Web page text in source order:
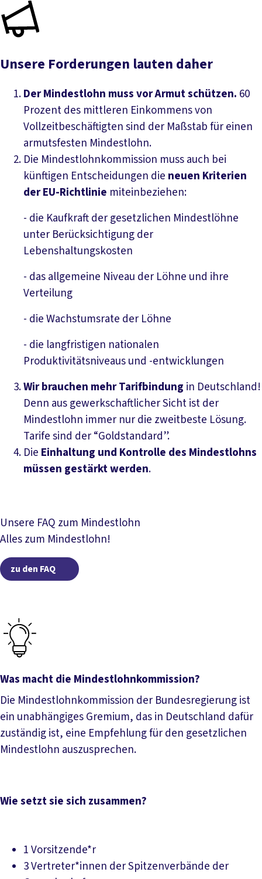
Unsere Forderungen lauten daher
Der Mindestlohn muss vor Armut schützen. 60
Prozent des mittleren Einkommens von
Vollzeitbeschäftigten sind der Maßstab für einen
armutsfesten Mindestlohn.
Die Mindestlohnkommission muss auch bei
künftigen Entscheidungen die neuen Kriterien
der EU-Richtlinie miteinbeziehen:
- die Kaufkraft der gesetzlichen Mindestlöhne
unter Berück­sichtigung der
Lebenshaltungskosten
- das allgemeine Niveau der Löhne und ihre
Verteilung
- die Wachstumsrate der Löhne
- die langfristigen nationalen
Produktivitätsniveaus und -ent­wicklungen
Wir brauchen mehr Tarifbindung in Deutschland!
Denn aus gewerkschaftlicher Sicht ist der
Mindestlohn immer nur die zweitbeste Lösung.
Tarife sind der “Goldstandard”.
Die Einhaltung und Kontrolle des Mindestlohns
müssen gestärktwerden.
Unsere FAQ zum Mindestlohn
Alles zum Mindestlohn!
zu den FAQ zu den FAQ
Was macht die Mindestlohnkommission?
Die Mindestlohnkommission der Bundesregierung ist
ein unabhängiges Gremium, das in Deutschland dafür
zuständig ist, eine Empfehlung für den gesetzlichen
Mindestlohn auszusprechen.
Wie setzt sie sich zusammen?
1 Vorsitzende*r
3 Vertreter*innen der Spitzenverbände der